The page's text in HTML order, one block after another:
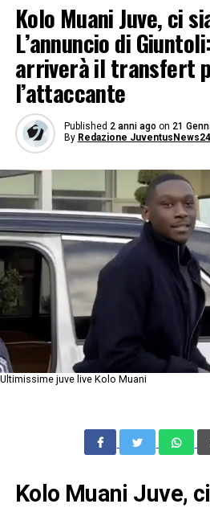
Kolo Muani Juve, ci
L’annuncio di
arriverà il transfert
l’attaccante
Published 2 anni ago on 21
By Redazione JuventusNews24
Ultimissime juve live Kolo Muani
Kolo Muani Juve,